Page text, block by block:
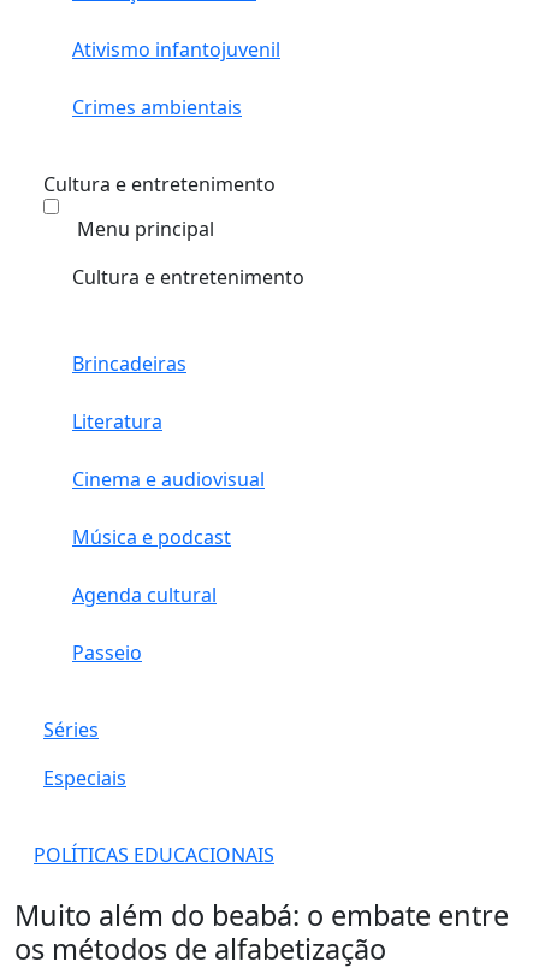
Ativismo infantojuvenil
Crimes ambientais
Cultura e entretenimento
Menu principal
Cultura e entretenimento
Brincadeiras
Literatura
Cinema e audiovisual
Música e podcast
Agenda cultural
Passeio
Séries
Especiais
POLÍTICAS EDUCACIONAIS
Muito além do beabá: o embate entre
os métodos de alfabetização